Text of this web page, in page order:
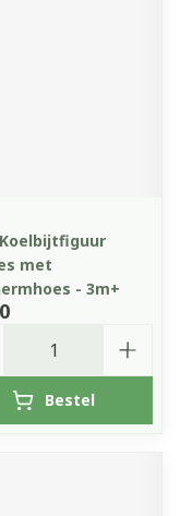
met
- 3m+
Bestel